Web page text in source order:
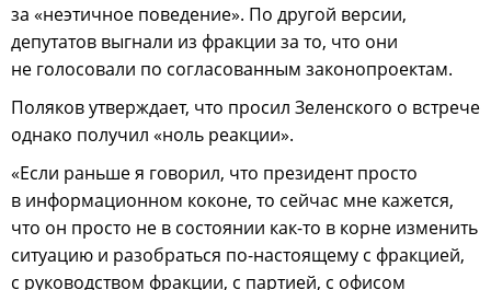
за «неэтичное поведение». По другой версии,
депутатов выгнали из фракции за то, что они
не голосовали по согласованным законопроектам.
Поляков утверждает, что просил Зеленского о встрече
однако получил «ноль реакции».
«Если раньше я говорил, что президент просто
в информационном коконе, то сейчас мне кажется,
что он просто не в состоянии как-то в корне изменить
ситуацию и разобраться по-настоящему с фракцией,
с руководством фракции, с партией, с офисом